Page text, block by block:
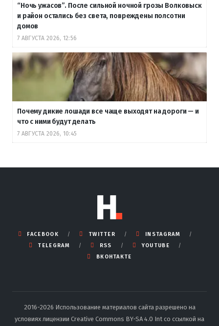
“Ночь ужасов”. После сильной ночной грозы Волковыск
и район остались без света, повреждены полсотни
домов
7 АВГУСТА 2026, 12:56
Почему дикие лошади все чаще выходят на дороги — и
что с ними будут делать
7 АВГУСТА 2026, 10:45
FACEBOOK TWITTER
INSTAGRAM
TELEGRAM
RSS
YOUTUBE
ВКОНТАКТЕ
2016-2026 Использование материалов сайта разрешено на
условиях лицензии Creative Commons BY-SA 4.0 Int со ссылкой на